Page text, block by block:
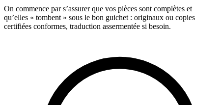
On commence par s’assurer que vos pièces sont complètes et
qu’elles « tombent » sous le bon guichet : originaux ou copies
certifiées conformes, traduction assermentée si besoin.